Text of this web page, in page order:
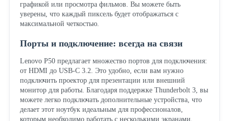
графикой или просмотра фильмов. Вы можете быть
уверены, что каждый пиксель будет отображаться с
максимальной четкостью.
Порты и подключение: всегда на связи
Lenovo P50 предлагает множество портов для подключения:
от HDMI до USB-C 3.2. Это удобно, если вам нужно
подключить проектор для презентации или внешний
монитор для работы. Благодаря поддержке Thunderbolt 3, вы
можете легко подключать дополнительные устройства, что
делает этот ноутбук идеальным для профессионалов,
которым необходимо работать с несколькими экранами.